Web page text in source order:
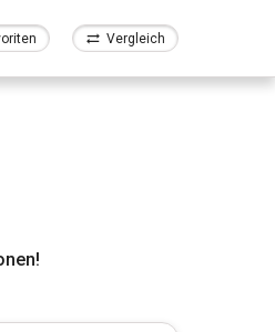
Vergleich